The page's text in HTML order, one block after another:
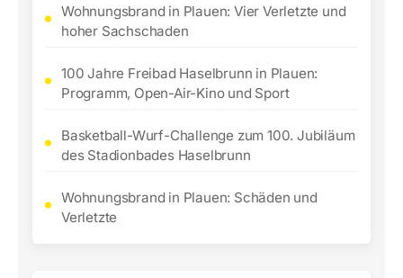
Wohnungsbrand in Plauen: Vier Verletzte und
hoher Sachschaden
100 Jahre Freibad Haselbrunn in Plauen:
Programm, Open-Air-Kino und Sport
Basketball-Wurf-Challenge zum 100. Jubiläum
des Stadionbades Haselbrunn
Wohnungsbrand in Plauen: Schäden und
Verletzte